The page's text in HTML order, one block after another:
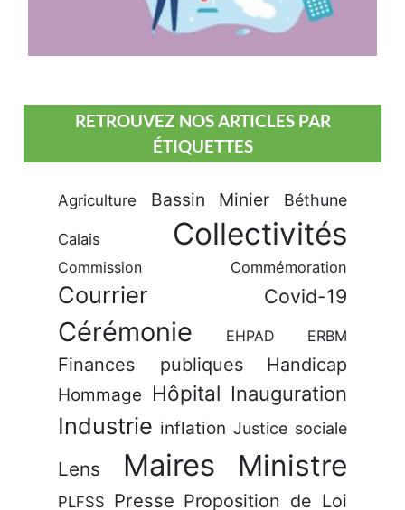
RETROUVEZ NOS ARTICLES PAR
ÉTIQUETTES
Agriculture Bassin Minier Béthune
Calais Collectivités
Commission Commémoration
Courrier Covid-19
Cérémonie EHPAD ERBM
Finances publiques Handicap
Hommage Hôpital Inauguration
Industrie inflation Justice sociale
Lens Maires Ministre
PLFSS Presse Proposition de Loi